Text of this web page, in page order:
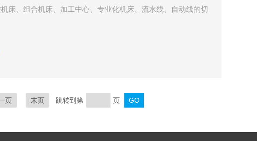
床、组合机床、加工中心、专业化机床、流水线、自动线的切
页 末页 跳转到第 页